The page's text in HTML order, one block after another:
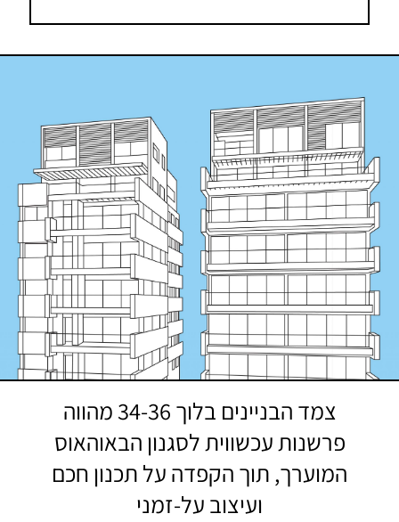
האדריכלים חזית מודרנית שתייצר עניין
לחומרים חדשניים. הודות לאיזון המדויק בין
הסגנון הבינלאומי למגמות העיצוב
העכשוויות, צמד הבניינים עתידים ליהנות
ממראה שובה עין שיישאר רלוונטי לעוד
שנים רבות.
צמד הבניינים בלוך 34-36 מהווה
פרשנות עכשווית לסגנון הבאוהאוס
המוערך, תוך הקפדה על תכנון חכם
ועיצוב על-זמני